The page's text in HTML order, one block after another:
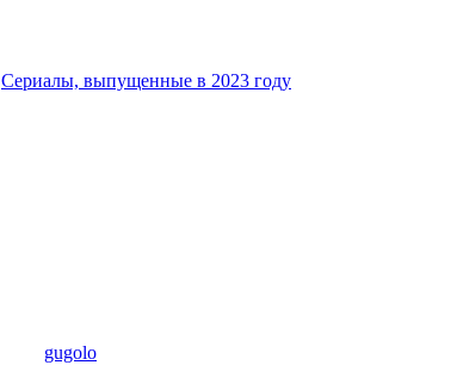
Сериалы, выпущенные в 2023 году
gugolo